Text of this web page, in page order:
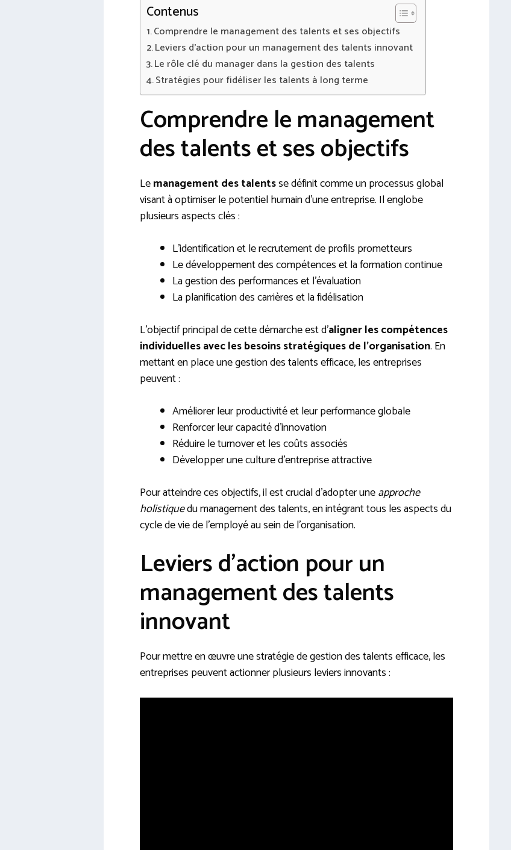
Contenus
Comprendre le management des talents et ses objectifs
Leviers d’action pour un management des talents innovant
Le rôle clé du manager dans la gestion des talents
Stratégies pour fidéliser les talents à long terme
Comprendre le management
des talents et ses objectifs
Lemanagement des talentsse définit comme un processus global
visant à optimiser le potentiel humain d’une entreprise. Il englobe
plusieurs aspects clés :
L’identification et le recrutement de profils prometteurs
Le développement des compétences et la formation continue
La gestion des performances et l’évaluation
La planification des carrières et la fidélisation
L’objectif principal de cette démarche est d’aligner les compétences
individuelles avec les besoins stratégiques de l’organisation. En
mettant en place une gestion des talents efficace, les entreprises
peuvent :
Améliorer leur productivité et leur performance globale
Renforcer leur capacité d’innovation
Réduire le turnover et les coûts associés
Développer une culture d’entreprise attractive
Pour atteindre ces objectifs, il est crucial d’adopter uneapproche
holistiquedu management des talents, en intégrant tous les aspects du
cycle de vie de l’employé au sein de l’organisation.
Leviers d’action pour un
management des talents
innovant
Pour mettre en œuvre une stratégie de gestion des talents efficace, les
entreprises peuvent actionner plusieurs leviers innovants :